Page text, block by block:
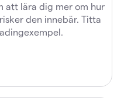
att lära dig mer om hur
den innebär. Titta